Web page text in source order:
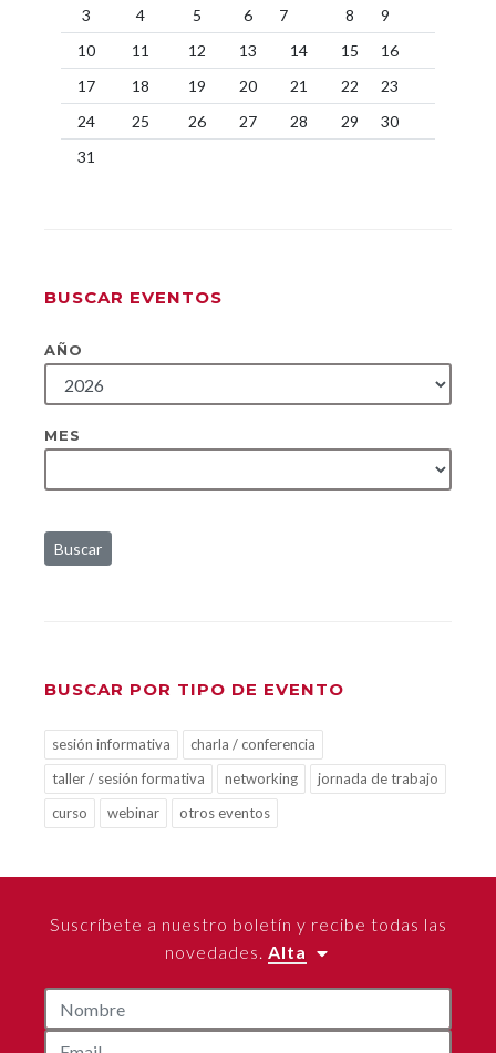
3
4 5 6 7 8
9
10
11 12 13 14 15
16
17
18 19 20 21 22
23
24
25 26 27 28 29
30
31
BUSCAR EVENTOS
AÑO
MES
Buscar
BUSCAR POR TIPO DE EVENTO
sesión informativa
charla / conferencia
taller / sesión formativa
networking
jornada de trabajo
curso
webinar otros eventos
Suscríbete a nuestro boletín y recibe todas las
novedades. Alta